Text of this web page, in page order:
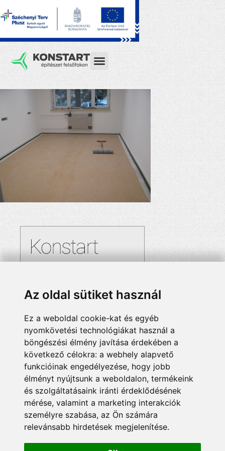
Az oldal sütiket használ
Ez a weboldal cookie-kat és egyéb
nyomkövetési technológiákat használ a
böngészési élmény javítása érdekében a
következő célokra: a webhely alapvető
funkcióinak engedélyezése, hogy jobb
élményt nyújtsunk a weboldalon, termékeink
és szolgáltatásaink iránti érdeklődésének
mérése, valamint a marketing interakciók
személyre szabása, az Ön számára
relevánsabb hirdetések megjelenítése.